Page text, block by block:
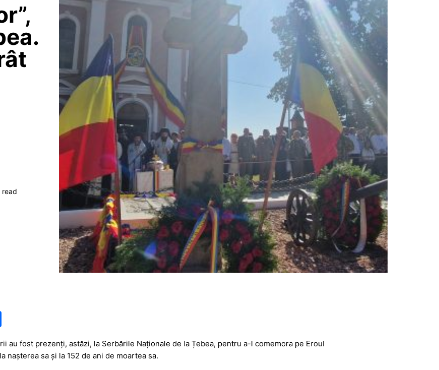
read
P
ar
taau fost prezenți, astăzi, la Serbările Naționale de la Țebea, pentru a-l comemora pe Eroul
nașterea sa și la 152 de ani de moartea sa.